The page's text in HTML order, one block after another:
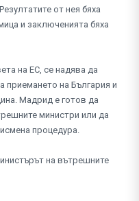
от нея бяха
и заключенията бяха
на ЕС, се надява да
приемането на България и
Мадрид е готов да
министри или да
процедура.
на вътрешните